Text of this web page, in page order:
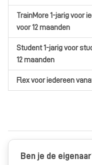
TrainMore 1-jarigvoor
voor 12 maanden
Student 1-jarigvoor
12 maanden
Flexvoor iedereen
Ben je de